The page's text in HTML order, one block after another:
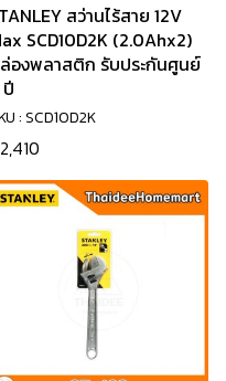
สว่านไร้สาย 12V
SCD10D2K (2.0Ahx2)
องพลาสติก รับประกันศูนย์
: SCD10D2K